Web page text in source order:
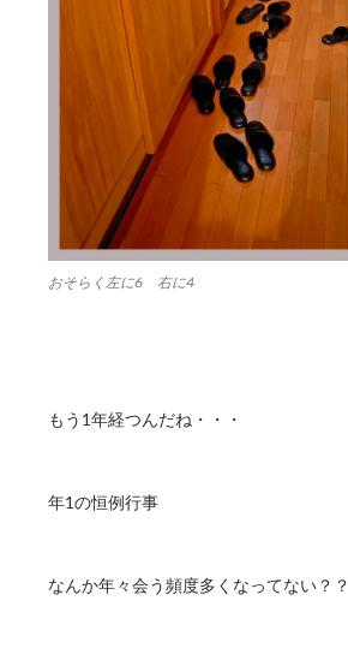
おそらく左に6 右に4
もう1年経つんだね・・・
年1の恒例行事
なんか年々会う頻度多くなってない？？